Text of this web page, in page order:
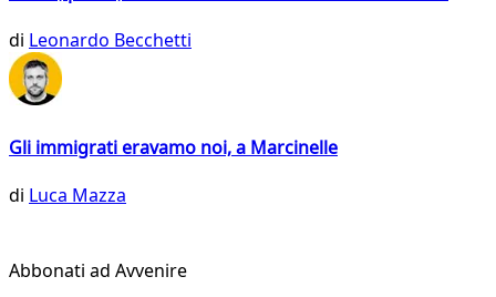
di Leonardo Becchetti
Gli immigrati eravamo noi, a Marcinelle
di Luca Mazza
Abbonati ad Avvenire